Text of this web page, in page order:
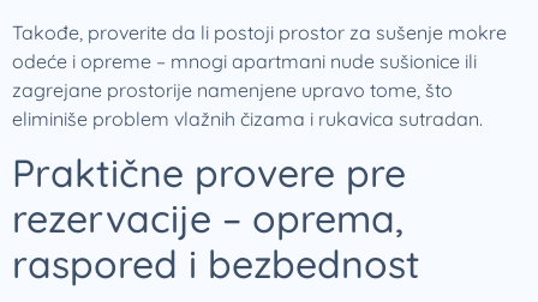
Takođe, proverite da li postoji prostor za sušenje mokre
odeće i opreme – mnogi apartmani nude sušionice ili
zagrejane prostorije namenjene upravo tome, što
eliminiše problem vlažnih čizama i rukavica sutradan.
Praktične provere pre
rezervacije – oprema,
raspored i bezbednost